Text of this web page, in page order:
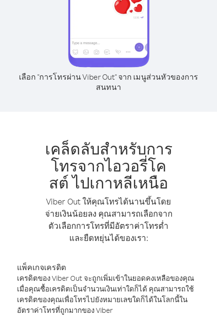
เลือก "การโทรผ่าน Viber Out" จาก เมนูส่วนหัวของการ
สนทนา
เคล็ดลับสำหรับการ
โทรจากไอวอรี่โค
สต์ ไปเกาหลีเหนือ
Viber Out ให้คุณโทรได้นานขึ้นโดย
จ่ายเงินน้อยลง คุณสามารถเลือกจาก
ตัวเลือกการโทรที่มีอัตราค่าโทรต่ำ
และยืดหยุ่นได้ของเรา:
แพ็คเกจเครดิต
เครดิตของ Viber Out จะถูกเพิ่มเข้าในยอดคงเหลือของคุณ
เมื่อคุณซื้อเครดิตเป็นจำนวนเงินเท่าใดก็ได้ คุณสามารถใช้
เครดิตของคุณเพื่อโทรไปยังหมายเลขใดก็ได้ในโลกนี้ใน
อัตราค่าโทรที่ถูกมากของ Viber